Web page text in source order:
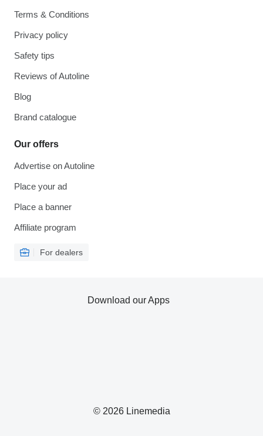
Terms & Conditions
Privacy policy
Safety tips
Reviews of Autoline
Blog
Brand catalogue
Our offers
Advertise on Autoline
Place your ad
Place a banner
Affiliate program
For dealers
© 2026 Linemedia
Download our Apps